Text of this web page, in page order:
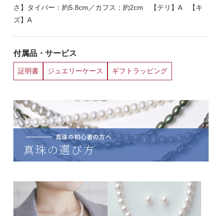
さ】タイバー：約5.8cm／カフス：約2cm 【テリ】A 【キ
ズ】A
付属品・サービス
証明書 ジュエリーケース ギフトラッピング
真珠の初心者の方へ
真珠の選び方